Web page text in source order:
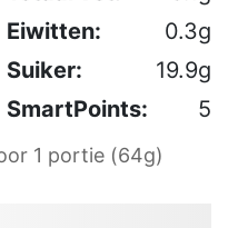
Eiwitten:
0.3g
Suiker:
19.9g
SmartPoints: 5
1 portie (64g)